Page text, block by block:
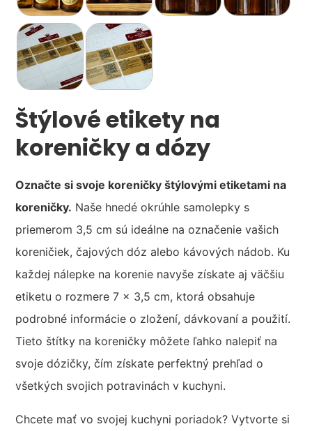
Štýlové etikety na
koreničky a dózy
Označte si svoje koreničky štýlovými etiketami na
koreničky. Naše hnedé okrúhle samolepky s
priemerom 3,5 cm sú ideálne na označenie vašich
koreničiek, čajových dóz alebo kávových nádob. Ku
každej nálepke na korenie navyše získate aj väčšiu
etiketu o rozmere 7 x 3,5 cm, ktorá obsahuje
podrobné informácie o zložení, dávkovaní a použití.
Tieto štítky na koreničky môžete ľahko nalepiť na
svoje dózičky, čím získate perfektný prehľad o
všetkých svojich potravinách v kuchyni.
Chcete mať vo svojej kuchyni poriadok? Vytvorte si